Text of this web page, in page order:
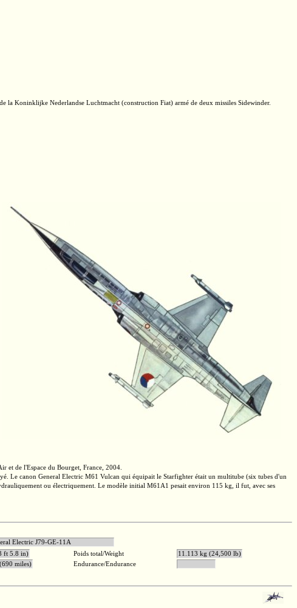
de la Koninklijke Nederlandse Luchtmacht (construction Fiat) armé de deux missiles Sidewinder.
et de l'Espace du Bourget, France, 2004.
Le canon General Electric M61 Vulcan qui équipait le Starfighter était un multitube (six tubes d'un
ou électriquement. Le modèle initial M61A1 pesait environ 115 kg, il fut, avec ses
Electric J79-GE-11A
ft 5.8 in) Poids total/Weight
11.113 kg (24,500 lb)
miles) Endurance/Endurance